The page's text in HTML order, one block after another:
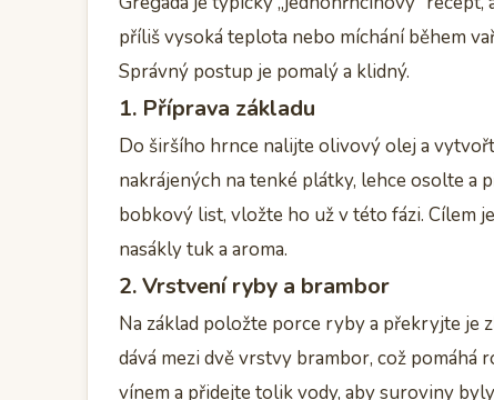
příliš vysoká teplota nebo míchání během
Správný postup je pomalý a klidný.
1. Příprava základu
Do širšího hrnce nalijte olivový olej a
nakrájených na tenké plátky, lehce osolte a
bobkový list, vložte ho už v této fázi. Cílem
nasákly tuk a aroma.
2. Vrstvení ryby a brambor
Na základ položte porce ryby a překryjte je
dává mezi dvě vrstvy brambor, což
vínem a přidejte tolik vody, aby suroviny